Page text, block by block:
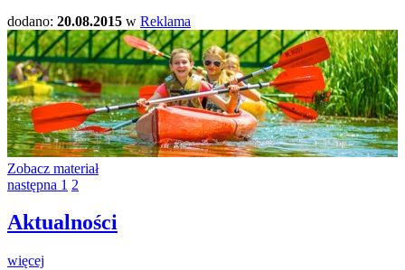
dodano: 20.08.2015 w Reklama
Zobacz materiał
następna 1 2
Aktualności
więcej